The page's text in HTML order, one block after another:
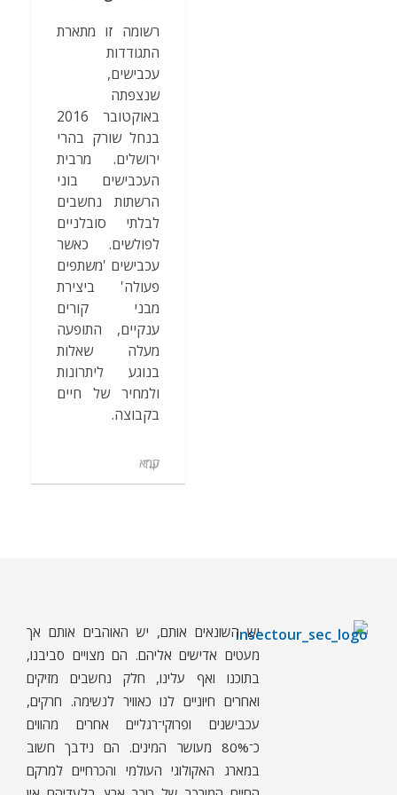
רשומה זו מתארת
התגודדות
עכבישים,
שנצפתה
באוקטובר 2016
בנחל שורק בהרי
ירושלים. מרבית
העכבישים בוני
הרשתות נחשבים
לבלתי סובלניים
לפולשים. כאשר
עכבישים 'משתפים
פעולה' ביצירת
מבני קורים
ענקיים, התופעה
מעלה שאלות
בנוגע ליתרונות
ולמחיר של חיים
בקבוצה.
קרא עוד
ח
רקים - עולם קטן בגדול
חרקים, עכבישים ופרוקי רגליים בישראל. מאות מאמרים בנושאי טבע, אקולוגיה, ביולוגיה ויחסי אדם-חרקים. הפעלות ומשחקים לילדים,
יש השונאים אותם, יש האוהבים אותם אך
מעטים אדישים אליהם. הם מצויים סביבנו,
בתוכנו ואף עלינו, חלק נחשבים מזיקים
ואחרים חיוניים לנו כאוויר לנשימה. חרקים,
עכבישנים ופרוקי־רגליים אחרים מהווים
כ־80% מעושר המינים. הם נידבך חשוב
במארג האקולוגי העולמי והכרחיים למרקם